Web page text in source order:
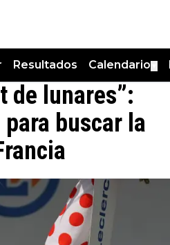
Resultados Calendario
de lunares”:
buscar la